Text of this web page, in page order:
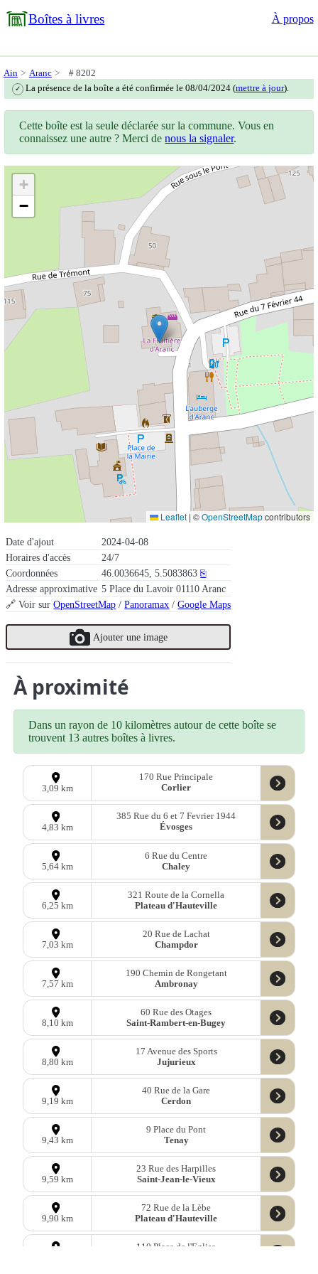
Boîtes à livres À propos
Ain Aranc # 8202
✓ La présence de la boîte a été confirmée le 08/04/2024 (mettre à jour).
Date d'ajout
2024-04-08
Horaires d'accès
24/7
Coordonnées
46.0036645, 5.5083863 ⎘
Adresse approximative 5 Place du Lavoir 01110 Aranc
🔗 Voir surOpenStreetMap /Panoramax /Google Maps
Ajouter une image
Cette boîte est la seule déclarée sur la commune. Vous en
connaissez une autre ? Merci denous la signaler.
+
−
Leaflet | ©OpenStreetMapcontributors
À proximité
Dans un rayon de 10 kilomètres autour de cette boîte se
trouvent 13 autres boîtes à livres.
3,09 km
170 Rue Principale
Corlier
4,83 km
385 Rue du 6 et 7 Fevrier 1944
Évosges
5,64 km
6 Rue du Centre
Chaley
6,25 km
321 Route de la Cornella
Plateau d'Hauteville
7,03 km
20 Rue de Lachat
Champdor
7,57 km
190 Chemin de Rongetant
Ambronay
8,10 km
60 Rue des Otages
Saint-Rambert-en-Bugey
8,80 km
17 Avenue des Sports
Jujurieux
9,19 km
40 Rue de la Gare
Cerdon
9,43 km
9 Place du Pont
Tenay
9,59 km
23 Rue des Harpilles
Saint-Jean-le-Vieux
9,90 km
72 Rue de la Lèbe
Plateau d'Hauteville
110 Place de l'Eglise